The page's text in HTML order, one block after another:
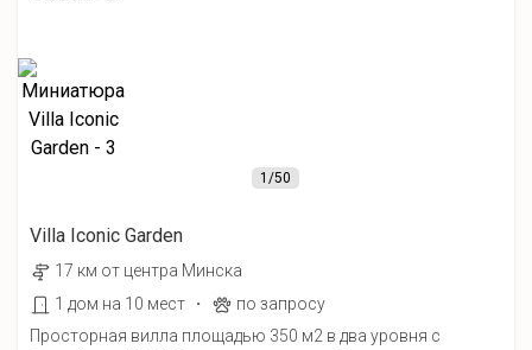
1/50
Villa Iconic Garden
17 км от центра Минска
1 дом на 10 мест
·
по запросу
Просторная вилла площадью 350 м2 в два уровня с